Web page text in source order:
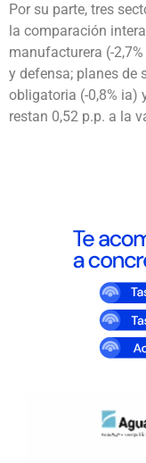
Por su parte, tres
la comparación
manufacturera (-
y defensa; planes de
obligatoria (-0,8% ia)
restan 0,52 p.p. a la